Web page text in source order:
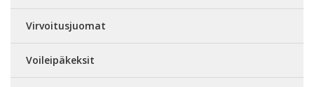
Virvoitusjuomat
Voileipäkeksit